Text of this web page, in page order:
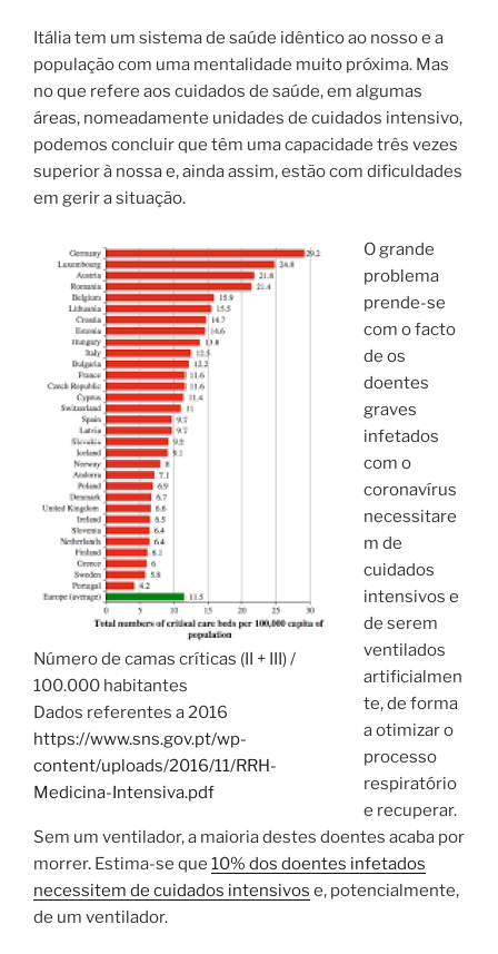
Itália tem um sistema de saúde idêntico ao nosso e a
população com uma mentalidade muito próxima. Mas
no que refere aos cuidados de saúde, em algumas
áreas, nomeadamente unidades de cuidados intensivo,
podemos concluir que têm uma capacidade três vezes
superior à nossa e, ainda assim, estão com dificuldades
em gerir a situação.
Número de camas críticas (II + III) /
100.000 habitantes
Dados referentes a 2016
https://www.sns.gov.pt/wp-
content/uploads/2016/11/RRH-
Medicina-Intensiva.pdf
O grande
problema
prende-se
com o facto
de os
doentes
graves
infetados
com o
coronavírus
necessitare
m de
cuidados
intensivos e
de serem
ventilados
artificialmen
te, de forma
a otimizar o
processo
respiratório
e recuperar.
Sem um ventilador, a maioria destes doentes acaba por
morrer. Estima-se que 10% dos doentes infetados
necessitem de cuidados intensivos e, potencialmente,
de um ventilador.